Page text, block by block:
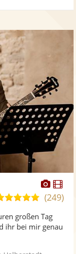
Fotos
5,0
5
Sternen
(249)
großen Tag
ihr bei mir genau